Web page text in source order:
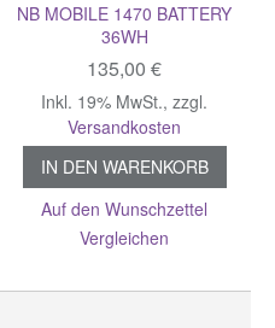
NB MOBILE 1470 BATTERY
36WH
135,00 €
Inkl. 19% MwSt.,zzgl.
Versandkosten
IN DEN WARENKORB
Auf den Wunschzettel
Vergleichen